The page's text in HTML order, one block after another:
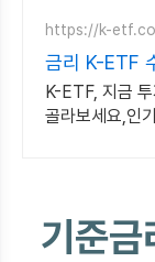
https://k-
금리 K-ETF
한눈에!
K-ETF, 지금
골라보세요,인
기준금